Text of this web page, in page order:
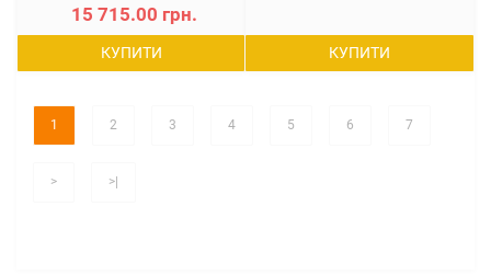
15 715.00 грн.
КУПИТИ КУПИТИ
1 2 3 4 5 6 7
> >|